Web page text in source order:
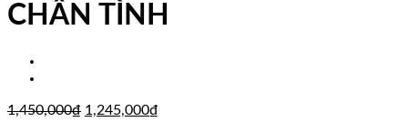
CHÂN TÌNH
1,450,000₫ Giá
1,245,000₫